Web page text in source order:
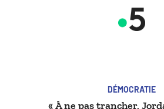
DÉMOCRATIE
« À ne pas trancher,